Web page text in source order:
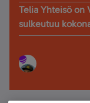
Telia Yhteisö on
sulkeutuu